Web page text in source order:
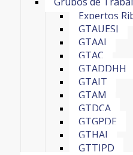
Expertos
GTAUESI
GTAAI
GTAC
GTADDHH
GTAIT
GTAM
GTDCA
GTGPDE
GTHAI
GTTIPD